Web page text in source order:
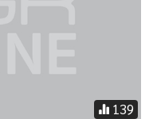
ศัย ส.ส.ชัยนาท มันก็มีนัย
139